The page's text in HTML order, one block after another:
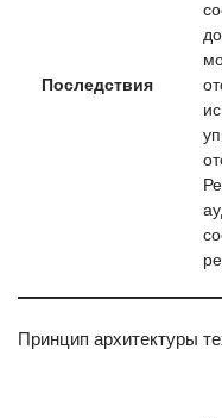
Последствия
Принцип архитектуры